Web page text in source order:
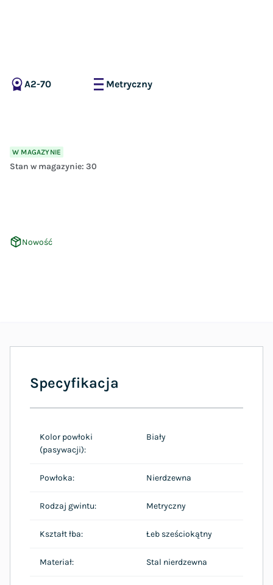
A2-70 Metryczny
W MAGAZYNIE
Stan w magazynie: 30
Nowość
Specyfikacja
Kolor powłoki
(pasywacji):
Biały
Powłoka: Nierdzewna
Rodzaj gwintu: Metryczny
Kształt łba: Łeb sześciokątny
Materiał: Stal nierdzewna